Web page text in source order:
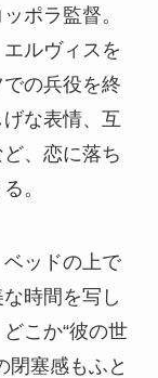
ポラ監督。
ルヴィスを
の兵役を終
な表情、互
、恋に落ち
。
ッドの上で
時間を写し
こか“彼の世
閉塞感もふと